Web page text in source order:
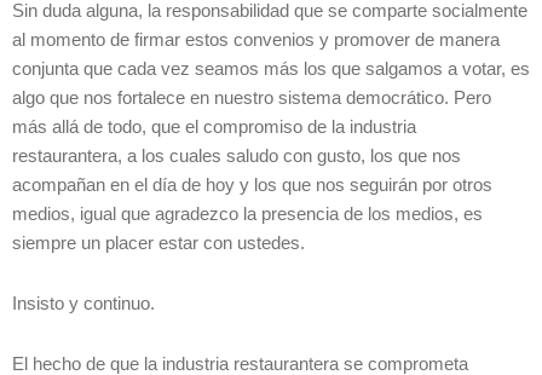
Sin duda alguna, la responsabilidad que se comparte socialmente
al momento de firmar estos convenios y promover de manera
conjunta que cada vez seamos más los que salgamos a votar, es
algo que nos fortalece en nuestro sistema democrático. Pero
más allá de todo, que el compromiso de la industria
restaurantera, a los cuales saludo con gusto, los que nos
acompañan en el día de hoy y los que nos seguirán por otros
medios, igual que agradezco la presencia de los medios, es
siempre un placer estar con ustedes.
Insisto y continuo.
El hecho de que la industria restaurantera se comprometa